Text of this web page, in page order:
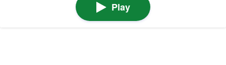
Play